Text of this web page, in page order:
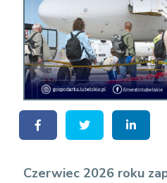
Czerwiec 2026 roku